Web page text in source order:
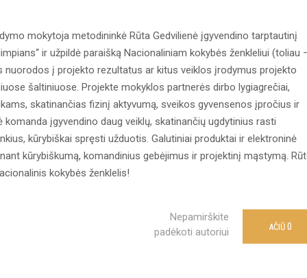
mokytoja metodininkė Rūta Gedvilienė įgyvendino tarptautinį
ir užpildė paraišką Nacionaliniam kokybės ženkleliui (toliau
nuorodos į projekto rezultatus ar kitus veiklos įrodymus projekto
šaltiniuose. Projekte mokyklos partnerės dirbo lygiagrečiai,
skatinančias fizinį aktyvumą, sveikos gyvensenos įpročius ir
įgyvendino daug veiklų, skatinančių ugdytinius rasti
kūrybiškai spręsti užduotis. Galutiniai produktai ir elektroninė
kūrybiškumą, komandinius gebėjimus ir projektinį mąstymą.
kokybės ženklelis!
Nepamirškite
padėkoti autoriui
AČIŪ 0